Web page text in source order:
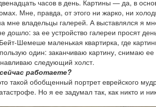
часов в день. Картины — да, в
Мне, правда, от этого ни жарко, ни
мне владельцы галерей. А выставлялся я
дошло: за ее устройство галереи просят
Шемеше маленькая квартирка, где
один: заканчиваю картину, снимаю
следующий холст.
работаете?
такой обобщенный портрет еврейского
Но я ее задумал так, как никто и